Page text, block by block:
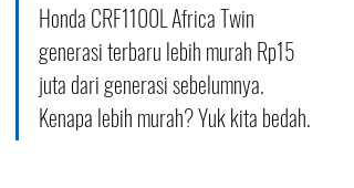
Honda CRF1100L Africa Twin
generasi terbaru lebih murah Rp15
juta dari generasi sebelumnya.
Kenapa lebih murah? Yuk kita bedah.